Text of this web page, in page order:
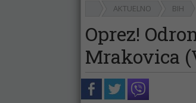
AKTUELNO BIH
Oprez!
Mrakovica